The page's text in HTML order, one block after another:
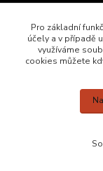
WINGL
Pro základní
účely a v případě
využíváme
cookies můžete